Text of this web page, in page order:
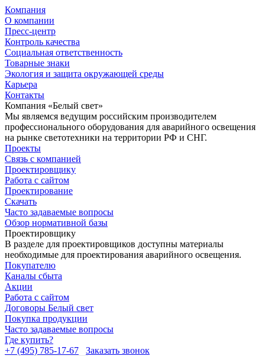
Компания
О компании
Пресс-центр
Контроль качества
Социальная ответственность
Товарные знаки
Экология и защита окружающей среды
Карьера
Контакты
Компания «Белый свет»
Мы являемся ведущим российским производителем
профессионального оборудования для аварийного освещения
на рынке светотехники на территории РФ и СНГ.
Проекты
Связь с компанией
Проектировщику
Работа с сайтом
Проектирование
Скачать
Часто задаваемые вопросы
Обзор нормативной базы
Проектировщику
В разделе для проектировщиков доступны материалы
необходимые для проектирования аварийного освещения.
Покупателю
Каналы сбыта
Акции
Работа с сайтом
Договоры Белый свет
Покупка продукции
Часто задаваемые вопросы
Где купить?
+7 (495) 785-17-67
Заказать звонок